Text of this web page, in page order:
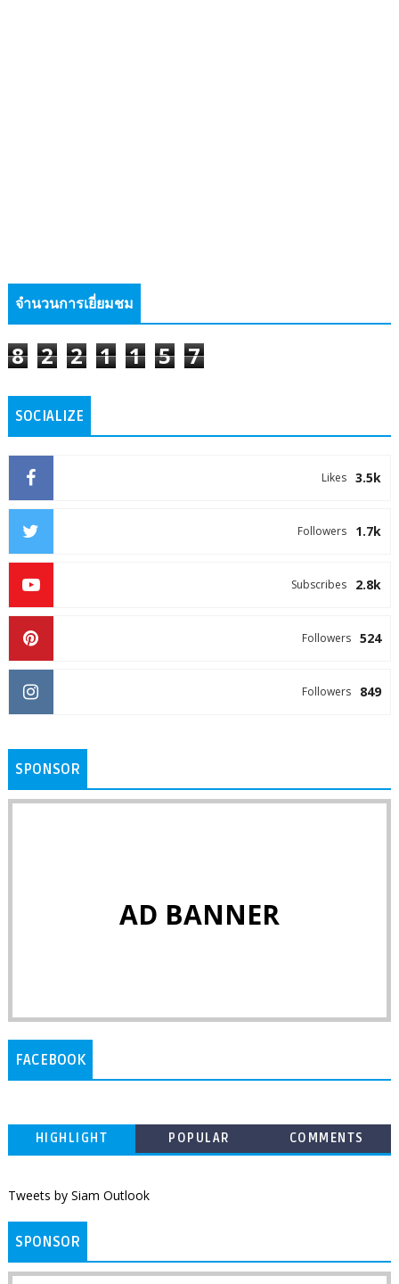
จำนวนการเยี่ยมชม
8 2 2 1 1 5 7
SOCIALIZE
3.5k
Likes
1.7k
Followers
2.8k
Subscribes
524
Followers
849
Followers
SPONSOR
AD BANNER
FACEBOOK
HIGHLIGHT POPULAR COMMENTS
Tweets by Siam Outlook
SPONSOR